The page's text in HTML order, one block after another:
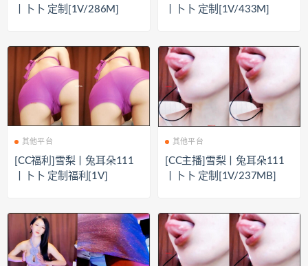
丨卜卜 定制[1V/286M]
丨卜卜 定制[1V/433M]
其他平台
[CC福利]雪梨丨兔耳朵111
丨卜卜 定制福利[1V]
其他平台
[CC主播]雪梨丨兔耳朵111
丨卜卜 定制[1V/237MB]